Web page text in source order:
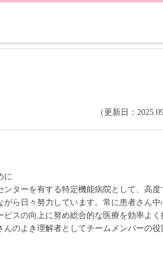
（更新日：
に
ターを有する特定機能病院として、高度
ら日々努力しています。常に患者さん中
スの向上に努め総合的な医療を効率よく
のよき理解者としてチームメンバーの役